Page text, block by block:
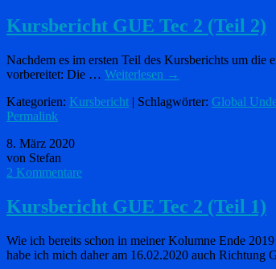
Kursbericht GUE Tec 2 (Teil 2)
Nachdem es im ersten Teil des Kursberichts um die
vorbereitet: Die … Weiterlesen →
Kategorien: Kursbericht | Schlagwörter: Global
Permalink
8. März 2020
von Stefan
2 Kommentare
Kursbericht GUE Tec 2 (Teil 1)
Wie ich bereits schon in meiner Kolumne Ende
habe ich mich daher am 16.02.2020 auch Richtung